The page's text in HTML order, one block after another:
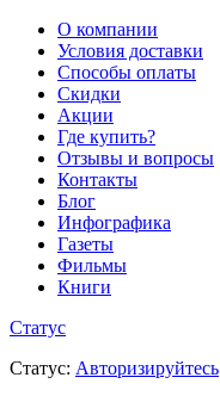
О компании
Условия доставки
Способы оплаты
Скидки
Акции
Где купить?
Отзывы и вопросы
Контакты
Блог
Инфографика
Газеты
Фильмы
Книги
Статус
Статус: Авторизируйтесь